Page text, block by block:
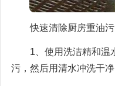
快速清除厨房重油污
1、使用洗洁精和温
污，然后用清水冲洗干净